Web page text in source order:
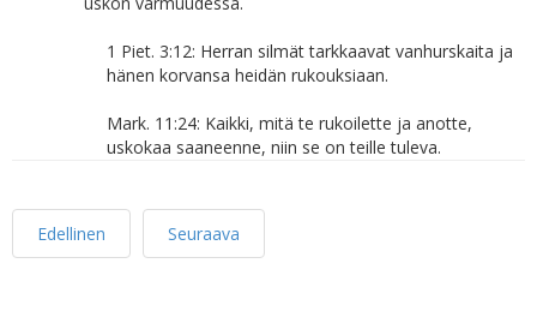
1 Piet. 3:12: Herran silmät tarkkaavat vanhurskaita ja
hänen korvansa heidän rukouksiaan.
Mark. 11:24: Kaikki, mitä te rukoilette ja anotte,
uskokaa saaneenne, niin se on teille tuleva.
Edellinen Seuraava